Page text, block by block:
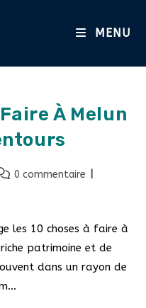
MENU
À Melun
0 commentaire
les 10 choses à faire à
patrimoine et de
dans un rayon de